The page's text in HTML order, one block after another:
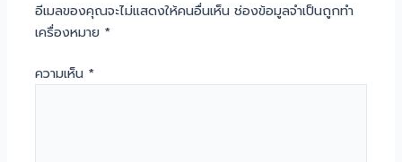
อีเมลของคุณจะไม่แสดงให้คนอื่นเห็น ช่องข้อมูลจำเป็นถูกทำ
เครื่องหมาย *
ความเห็น *